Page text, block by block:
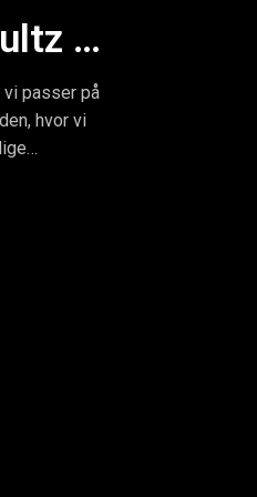
–
vi passer på
hvor vi